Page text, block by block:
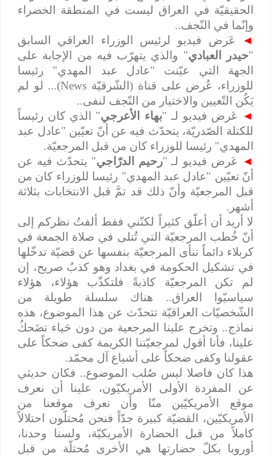
الحقيقيّة في العراق ليست في المنطقة الخضراء
وإنّما في النّجف..
◄عَرض فيديو لرئيس الوزراء العراقي السابق
"حيدر العبادي" والذي يتهرّب فيه من الإجابة على
الجهة التي عيّنت "عادل عبد المهدي" رئيسا
للوزراء، عُرض على قناة (الشّرقيّة News)... لو لم
يَكُن التّعيين والاختيار من النّجف لنفى..
◄
عَرض فيديو لـ "بهاء الأعرجي" الذي كان رئيساً
للكتلة الصّدريّة، يتحدّث فيه عن أنّ تعيّين "عادل عبد
المهدي" رئيسا للوزراء كان من قبل المرجعيّة.
◄
عَرض فيديو لـ "رحيم الدرّاجي" يتحدّث فيه عن
أنّ تعيّين "عادل عبد المهدي" رئيسا للوزراء كان من
قبل المرجعيّة وأنّ ذلك قد تمَّ قبل الانتخابات بثلاثة
أشهر.
لا أريد أن أعلّق كثيراً لكنّني فقط ألفتُ نظركم إلى
أنّ خُطب المرجعيّة التي تُتلى في صلاة الجمعة في
كربلاء دائماً تنأى المرجعيّة بنفسها عن قضيّة تدخّلها
في تشكيل الحكومة في بغداد وهو كذبٌ صريح، إن
لم تكن المرجعيّة كاذبةً فلتكذّب هؤلاء، هؤلاء
سياسيّوا العراق.. هناك سلسلة طويلة من
الشّخصيّات العراقيّة تتحدّث عن هذا الموضوع، هذه
نماذج.. وتخرج علينا المرجعية من دون حَياء تضَحكُ
علينا، فأنا أقول لمرجعيّتنا الكريمة كفى ضحكاً على
عقولنا وكفى ضحكاً على أشياع آل محمّد.
هذا كان فاصلا ليس صُلب الموضوع.. فكان حديثي
عن المفردة الأولى الأمريكيّون، علينا أن نعرف
موقع الأمريكيّين منّا وأن نعرف موقعنا من
الأمريكيّين، القضيّة كبيرة جدّاً فنحن مُحتلّون احتلالاً
كاملاً من قبل الحضارة الأمريكيّة، ولسنا وحدنا،
أوروبا بكلّ حضارتها هي الأخرى مُحتلّة من قبل